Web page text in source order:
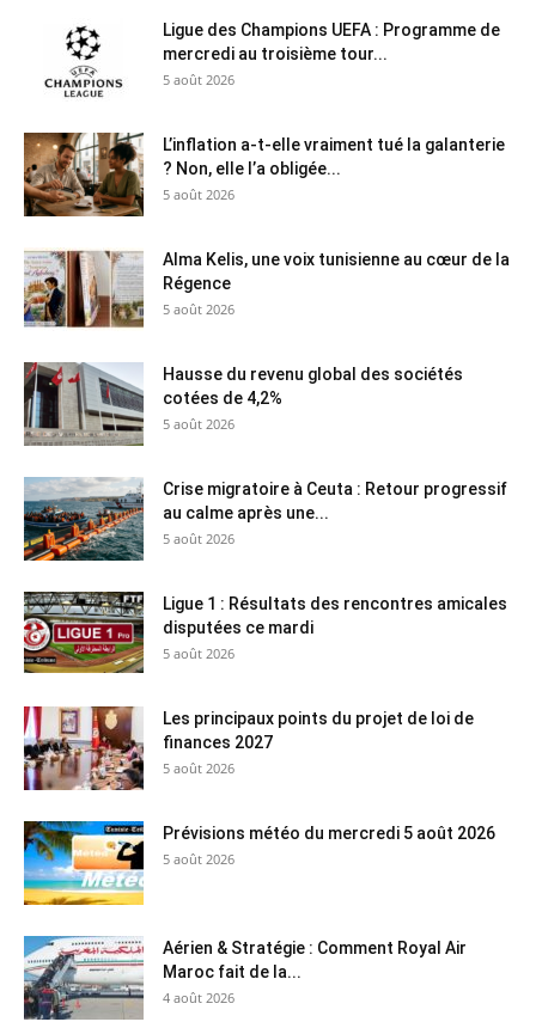
Ligue des Champions UEFA : Programme de
mercredi au troisième tour...
5 août 2026
L’inflation a-t-elle vraiment tué la galanterie
? Non, elle l’a obligée...
5 août 2026
Alma Kelis, une voix tunisienne au cœur de la
Régence
5 août 2026
Hausse du revenu global des sociétés
cotées de 4,2%
5 août 2026
Crise migratoire à Ceuta : Retour progressif
au calme après une...
5 août 2026
Ligue 1 : Résultats des rencontres amicales
disputées ce mardi
5 août 2026
Les principaux points du projet de loi de
finances 2027
5 août 2026
Prévisions météo du mercredi 5 août 2026
5 août 2026
Aérien & Stratégie : Comment Royal Air
Maroc fait de la...
4 août 2026